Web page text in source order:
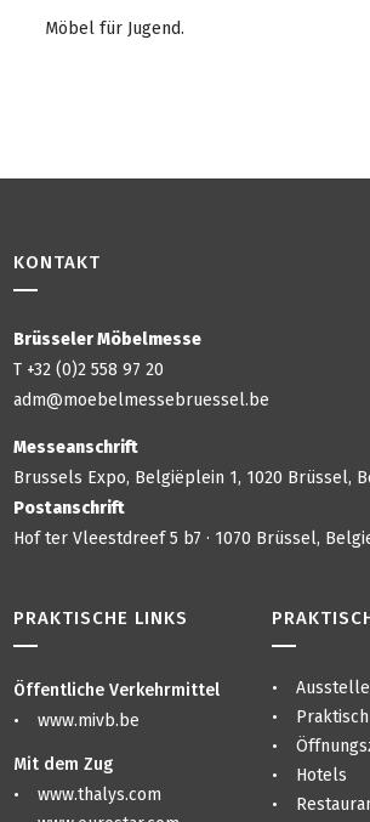
Möbel für Jugend.
KONTAKT
Brüsseler Möbelmesse
T +32 (0)2 558 97 20
adm@moebelmessebruessel.be
Messeanschrift
Brussels Expo, Belgiëplein 1, 1020 Brüssel,
Postanschrift
Hof ter Vleestdreef 5 b7 · 1070 Brüssel,
PRAKTISCHE LINKS
Öffentliche Verkehrmittel
www.mivb.be
Mit dem Zug
www.thalys.com
Praktisch
Hotels